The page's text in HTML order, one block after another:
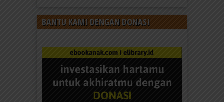
BANTU KAMI DENGAN DONASI